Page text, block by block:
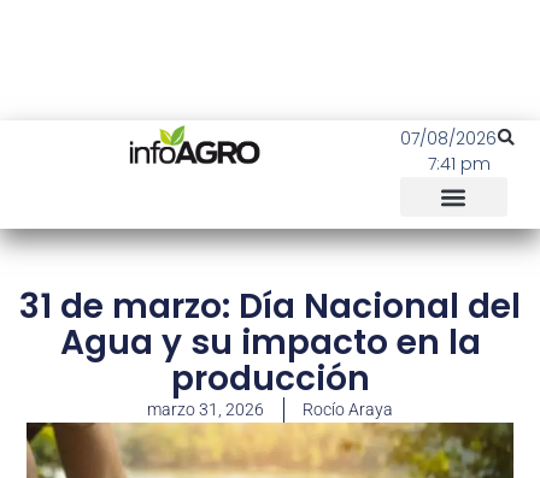
07/08/2026
7:41 pm
31 de marzo: Día Nacional del
Agua y su impacto en la
producción
marzo 31, 2026 Rocío Araya